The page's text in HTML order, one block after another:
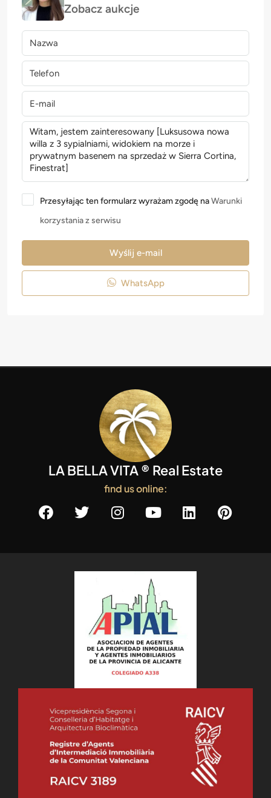
Zobacz aukcje
Przesyłając ten formularz wyrażam zgodę naWarunki
korzystania z serwisu
Wyślij e-mail
WhatsApp
LA BELLA VITA ® Real Estate
find us online: